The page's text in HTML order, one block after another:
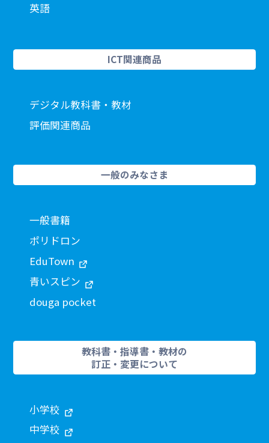
英語
ICT関連商品
デジタル教科書・教材
評価関連商品
一般のみなさま
一般書籍
ポリドロン
EduTown
青いスピン
douga pocket
教科書・指導書・教材の
訂正・変更について
小学校
中学校